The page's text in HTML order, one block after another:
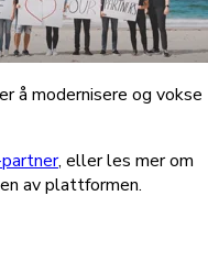
å modernisere og vokse
, eller les mer om
av plattformen.